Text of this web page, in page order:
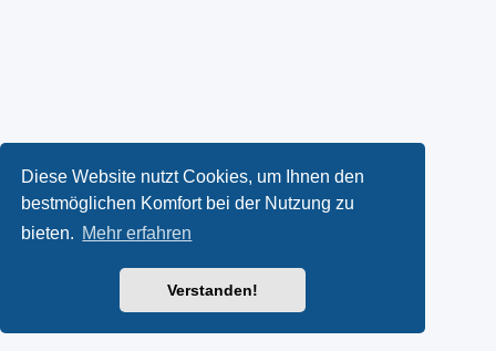
Diese Website nutzt Cookies, um Ihnen den
bestmöglichen Komfort bei der Nutzung zu
bieten. Mehr erfahren
Verstanden!